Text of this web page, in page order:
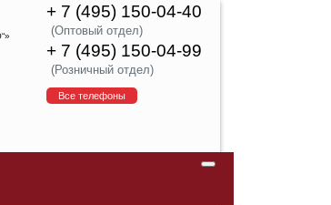
+ 7 (495) 150-04-40
(Оптовый отдел)
+ 7 (495) 150-04-99
(Розничный отдел)
Все телефоны